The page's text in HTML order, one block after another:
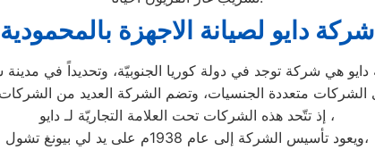
شركة دايو لصيانة الاجهزة بالمحمودية
إذ تتّحد هذه الشركات تحت العلامة التجاريّة لـ دايو ،
ويعود تأسيس الشركة إلى عام 1938م على يد لي بيونغ تشول،